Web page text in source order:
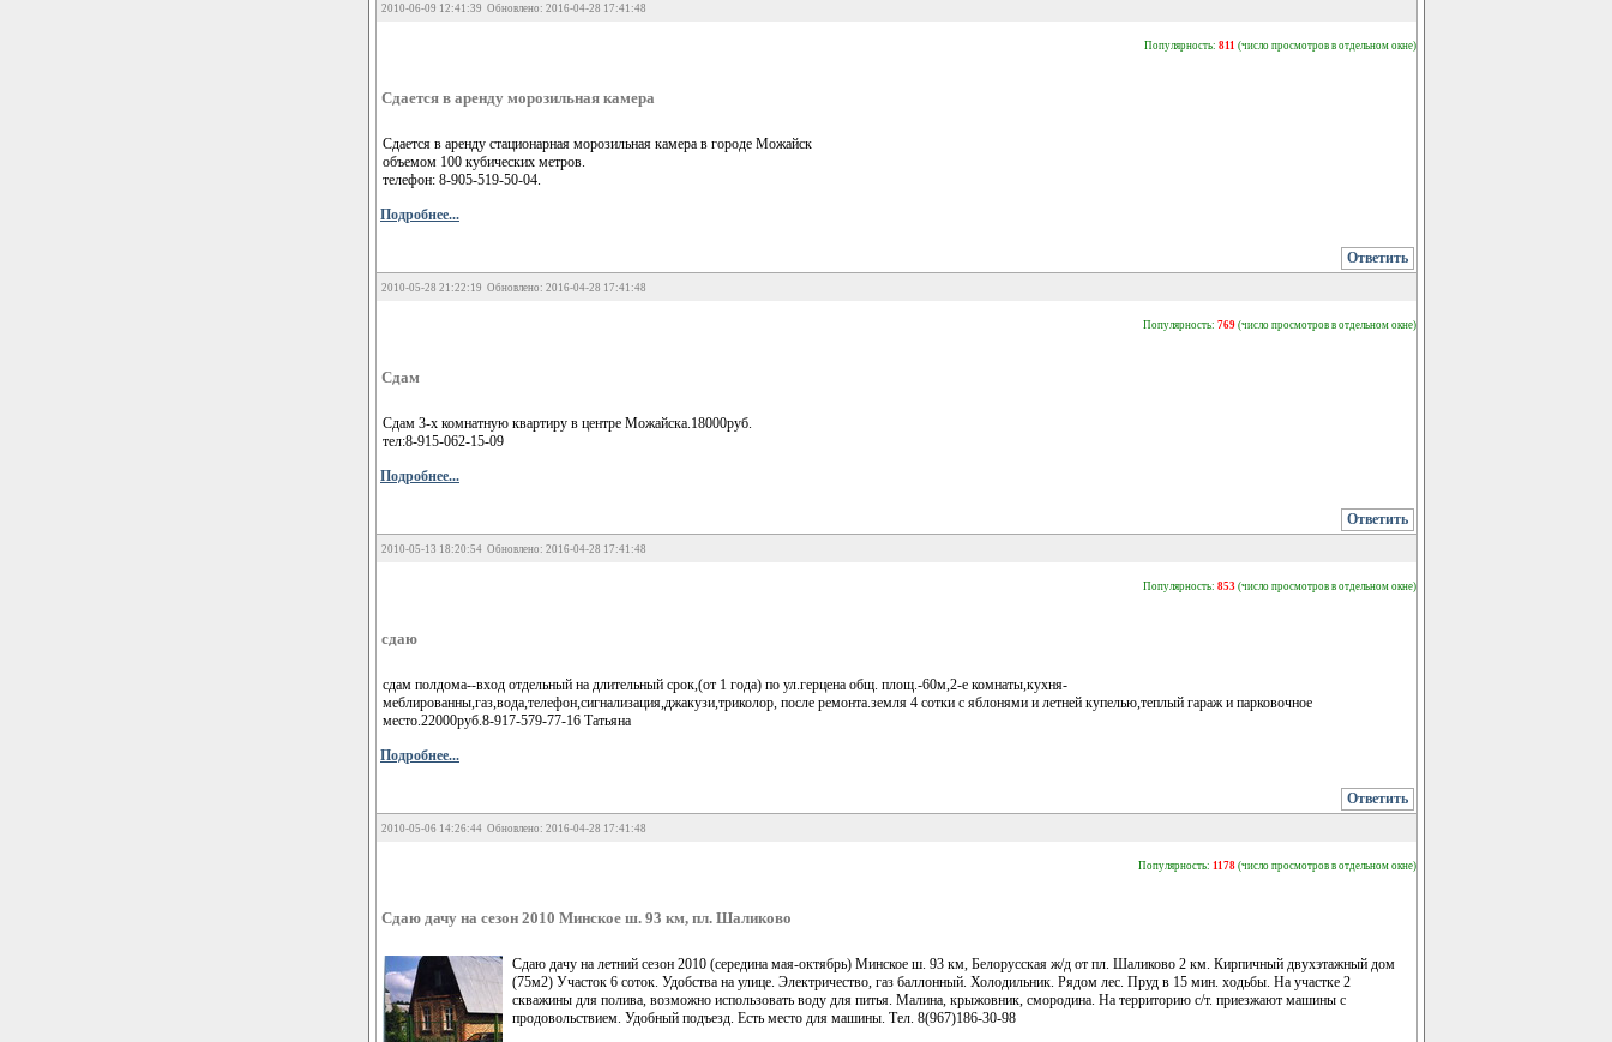
2010-06-09 12:41:39 Обновлено: 2016-04-28 17:41:48
Популярность: 811 (число просмотров в отдельном окне)
Сдается в аренду морозильная камера
Сдается в аренду стационарная морозильная камера в городе Можайск
объемом 100 кубических метров.
телефон: 8-905-519-50-04.
Подробнее...
Ответить
2010-05-28 21:22:19 Обновлено: 2016-04-28 17:41:48
Популярность: 769 (число просмотров в отдельном окне)
Сдам
Сдам 3-х комнатную квартиру в центре Можайска.18000руб.
тел:8-915-062-15-09
Подробнее...
Ответить
2010-05-13 18:20:54 Обновлено: 2016-04-28 17:41:48
Популярность: 853 (число просмотров в отдельном окне)
сдаю
сдам полдома--вход отдельный на длительный срок,(от 1 года) по ул.герцена общ. площ.-60м,2-е комнаты,кухня-
меблированны,газ,вода,телефон,сигнализация,джакузи,триколор, после ремонта.земля 4 сотки с яблонями и летней купелью,теплый гараж и парковочное
место.22000руб.8-917-579-77-16 Татьяна
Подробнее...
Ответить
2010-05-06 14:26:44 Обновлено: 2016-04-28 17:41:48
Популярность: 1178 (число просмотров в отдельном окне)
Сдаю дачу на сезон 2010 Минское ш. 93 км, пл. Шаликово
Сдаю дачу на летний сезон 2010 (середина мая-октябрь) Минское ш. 93 км, Белорусская ж/д от пл. Шаликово 2 км. Кирпичный двухэтажный дом
(75м2) Участок 6 соток. Удобства на улице. Электричество, газ баллонный. Холодильник. Рядом лес. Пруд в 15 мин. ходьбы. На участке 2
скважины для полива, возможно использовать воду для питья. Малина, крыжовник, смородина. На территорию с/т. приезжают машины с
продовольствием. Удобный подъезд. Есть место для машины. Тел. 8(967)186-30-98